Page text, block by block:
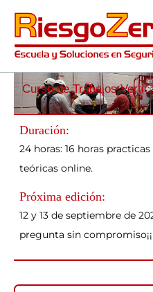
contenido
Curso de Trabajos
Duración:
24 horas: 16 horas
teóricas online.
Próxima edición:
12 y 13 de septiembre de
pregunta sin